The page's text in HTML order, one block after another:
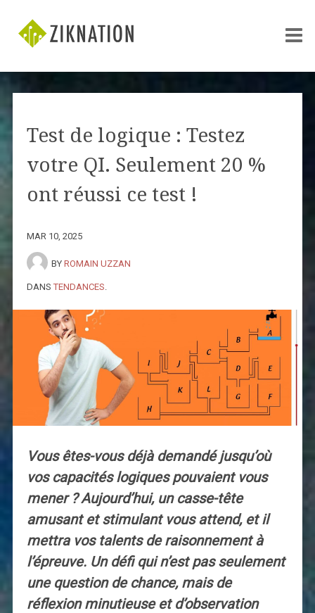
Test de logique : Testez
votre QI. Seulement 20 %
ont réussi ce test !
MAR 10, 2025
BY ROMAIN UZZAN
DANS TENDANCES
Vous êtes-vous déjà demandé jusqu’où
vos capacités logiques pouvaient vous
mener ? Aujourd’hui, un casse-tête
amusant et stimulant vous attend, et il
mettra vos talents de raisonnement à
l’épreuve. Un défi qui n’est pas seulement
une question de chance, mais de
réflexion minutieuse et d’observation